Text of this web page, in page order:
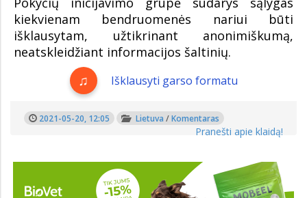
kiekvienam bendruomenės nariui būti
išklausytam, užtikrinant anonimiškumą,
neatskleidžiant informacijos šaltinių.
Išklausyti garso formatu
2021-05-20, 12:05 Lietuva /Komentaras
Pranešti apie klaidą!